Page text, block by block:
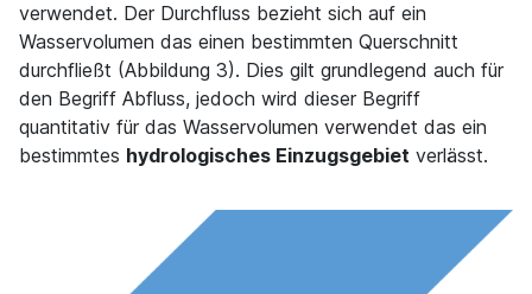
verwendet. Der Durchfluss bezieht sich auf ein
Wasservolumen das einen bestimmten Querschnitt
durchfließt (Abbildung 3). Dies gilt grundlegend auch für
den Begriff Abfluss, jedoch wird dieser Begriff
quantitativ für das Wasservolumen verwendet das ein
bestimmtes hydrologisches Einzugsgebiet verlässt.